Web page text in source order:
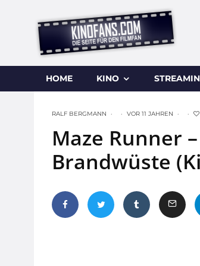
HOME KINO
RALF BERGMANN · · VOR 11 JAHREN · ·
Maze Runner
Brandwüste